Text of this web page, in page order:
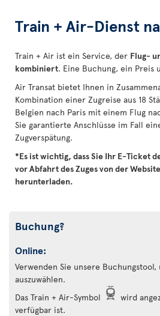
Train + Air-Dienst
Train + Air ist ein Service, der Flug-
kombiniert. Eine Buchung, ein Preis
Air Transat bietet Ihnen in
Kombination einer Zugreise aus 18
Belgien nach Paris mit einem Flug
Sie garantierte Anschlüsse im Fall
Zugverspätung.
*Es ist wichtig, dass Sie Ihr E-Ticket
vor Abfahrt des Zuges von der Website
herunterladen.
Buchung?
Online:
Verwenden Sie unsere
auszuwählen.
Das Train + Air-Symbol
wird
verfügbar ist.